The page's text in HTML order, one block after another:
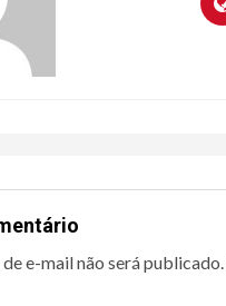
e-mail não será publicado.